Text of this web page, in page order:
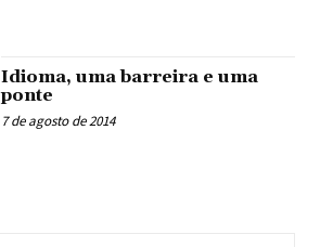
Idioma, uma barreira e uma
ponte
7 de agosto de 2014